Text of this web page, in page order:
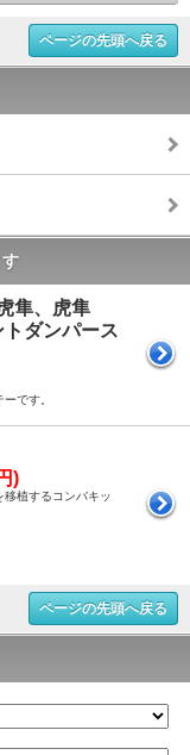
ページの先頭へ戻る
隼、虎隼
ダンパース
です。
)
植するコンバキッ
ページの先頭へ戻る